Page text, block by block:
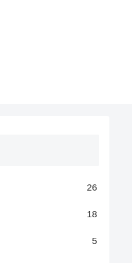
26
18
5